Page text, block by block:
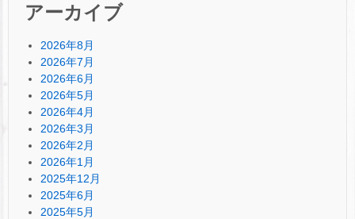
アーカイブ
2026年8月
2026年7月
2026年6月
2026年5月
2026年4月
2026年3月
2026年2月
2026年1月
2025年12月
2025年6月
2025年5月